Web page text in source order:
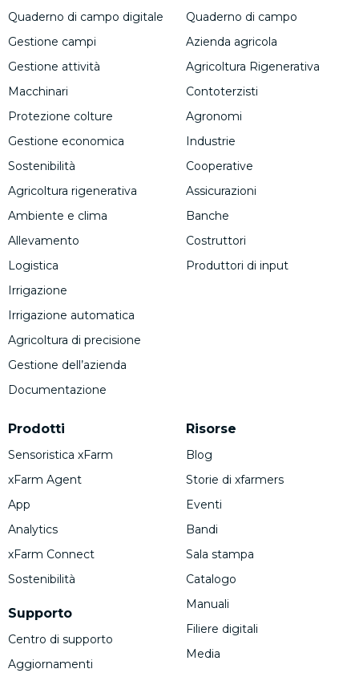
Quaderno di campo digitale
Gestione campi
Gestione attività
Macchinari
Protezione colture
Gestione economica
Sostenibilità
Agricoltura rigenerativa
Ambiente e clima
Allevamento
Logistica
Irrigazione
Irrigazione automatica
Agricoltura di precisione
Gestione dell’azienda
Documentazione
Prodotti
Sensoristica xFarm
xFarm Agent
App
Analytics
xFarm Connect
Sostenibilità
Supporto
Centro di supporto
Aggiornamenti
Quaderno di campo
Azienda agricola
Agricoltura Rigenerativa
Contoterzisti
Agronomi
Industrie
Cooperative
Assicurazioni
Banche
Costruttori
Produttori di input
Risorse
Blog
Storie di xfarmers
Eventi
Bandi
Sala stampa
Catalogo
Manuali
Filiere digitali
Media